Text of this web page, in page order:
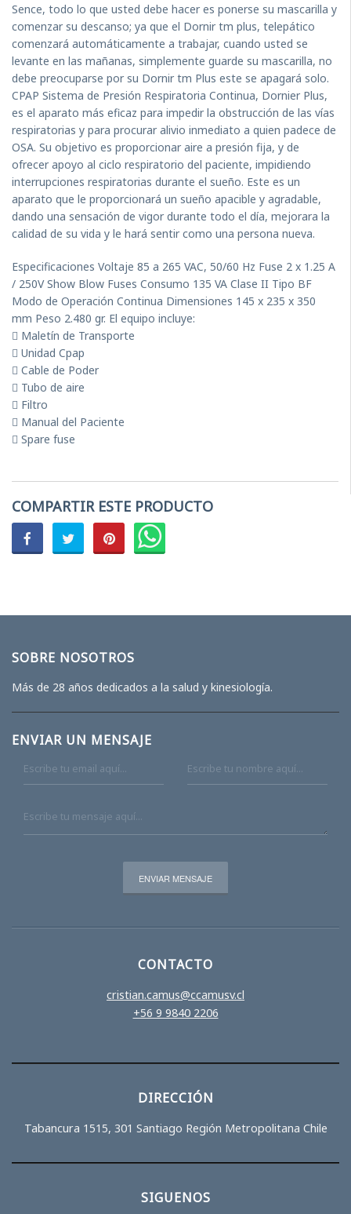
Sence, todo lo que usted debe hacer es ponerse su mascarilla y
comenzar su descanso; ya que el Dornir tm plus, telepático
comenzará automáticamente a trabajar, cuando usted se
levante en las mañanas, simplemente guarde su mascarilla, no
debe preocuparse por su Dornir tm Plus este se apagará solo.
CPAP Sistema de Presión Respiratoria Continua, Dornier Plus,
es el aparato más eficaz para impedir la obstrucción de las vías
respiratorias y para procurar alivio inmediato a quien padece de
OSA. Su objetivo es proporcionar aire a presión fija, y de
ofrecer apoyo al ciclo respiratorio del paciente, impidiendo
interrupciones respiratorias durante el sueño. Este es un
aparato que le proporcionará un sueño apacible y agradable,
dando una sensación de vigor durante todo el día, mejorara la
calidad de su vida y le hará sentir como una persona nueva.
Especificaciones Voltaje 85 a 265 VAC, 50/60 Hz Fuse 2 x 1.25 A
/ 250V Show Blow Fuses Consumo 135 VA Clase II Tipo BF
Modo de Operación Continua Dimensiones 145 x 235 x 350
mm Peso 2.480 gr. El equipo incluye:
 Maletín de Transporte
 Unidad Cpap
 Cable de Poder
 Tubo de aire
 Filtro
 Manual del Paciente
 Spare fuse
COMPARTIR ESTE PRODUCTO
SOBRE NOSOTROS
Más de 28 años dedicados a la salud y kinesiología.
ENVIAR UN MENSAJE
CONTACTO
cristian.camus@ccamusv.cl
+56 9 9840 2206
DIRECCIÓN
Tabancura 1515, 301 Santiago Región Metropolitana Chile
SIGUENOS